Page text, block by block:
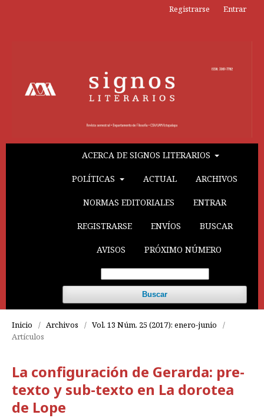
ACERCA DE SIGNOS LITERARIOS
POLÍTICAS ACTUAL ARCHIVOS
NORMAS EDITORIALES ENTRAR
REGISTRARSE ENVÍOS BUSCAR
AVISOS PRÓXIMO NÚMERO
Buscar
Registrarse Entrar
Inicio / Archivos / Vol. 13 Núm. 25 (2017): enero-junio
/
Artículos
La configuración de Gerarda: pre-
texto y sub-texto en La dorotea
de Lope